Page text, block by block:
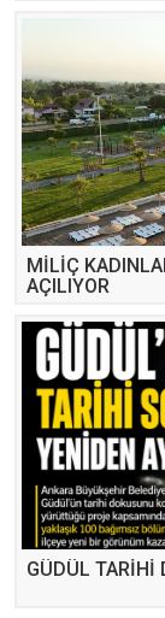
MİLİÇ
AÇILIYOR
GÜDÜL TARİHİ